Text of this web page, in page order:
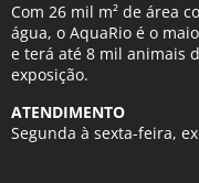
Com 26 mil m² de área
água, o AquaRio é o
e terá até 8 mil animais
exposição.
ATENDIMENTO
Segunda à sexta-feira,